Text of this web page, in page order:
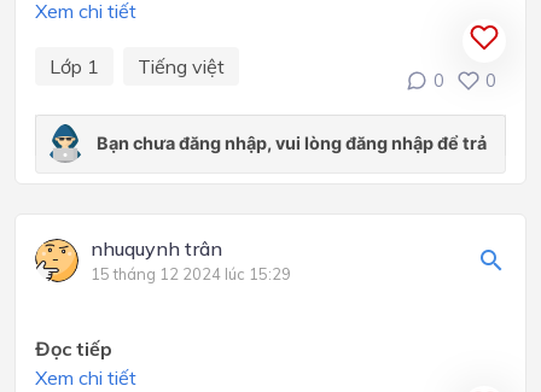
Xem chi tiết
Lớp 1 Tiếng việt
0 0
nhuquynh trân
15 tháng 12 2024 lúc 15:29
Đọc tiếp
Xem chi tiết